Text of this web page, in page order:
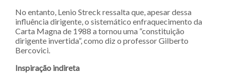
No entanto, Lenio Streck ressalta que, apesar dessa
influência dirigente, o sistemático enfraquecimento da
Carta Magna de 1988 a tornou uma “constituição
dirigente invertida”, como diz o professor Gilberto
Bercovici.
Inspiração indireta